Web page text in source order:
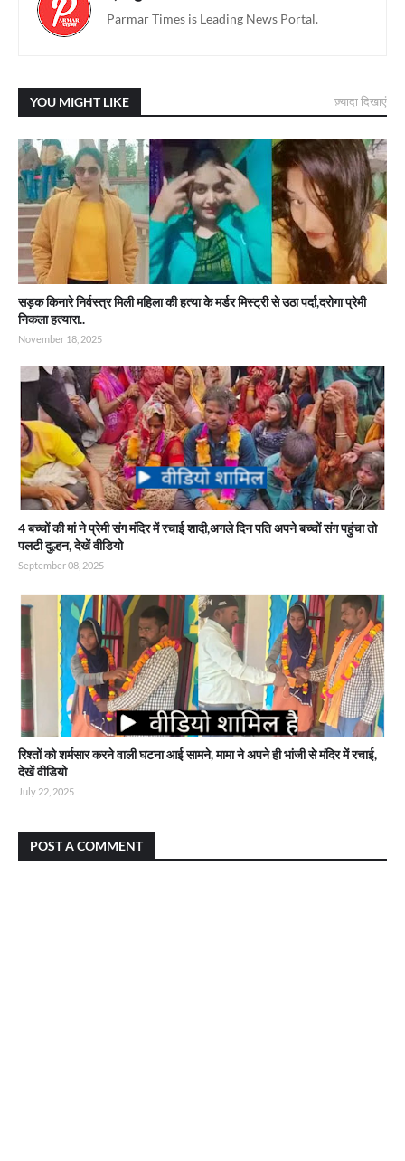
Parmar Times is Leading News Portal.
YOU MIGHT LIKE ज़्यादा दिखाएं
सड़क किनारे निर्वस्त्र मिली महिला की हत्या के मर्डर मिस्ट्री से उठा पर्दा,दरोगा प्रेमी
निकला हत्यारा..
November 18, 2025
4 बच्चों की मां ने प्रेमी संग मंदिर में रचाई शादी,अगले दिन पति अपने बच्चों संग पहुंचा तो
पलटी दुल्हन, देखें वीडियो
September 08, 2025
रिश्तों को शर्मसार करने वाली घटना आई सामने, मामा ने अपने ही भांजी से मंदिर में रचाई,
देखें वीडियो
July 22, 2025
POST A COMMENT